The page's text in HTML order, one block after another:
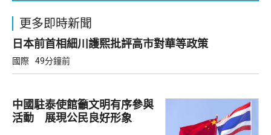
更多即時新聞
日本前首相細川護熙批評高市對華等政策
國際 49分鐘前
中國駐泰使館籲文明有序參與
活動 展現公民良好形象